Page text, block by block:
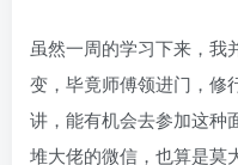
虽然一周的学习下来，我
变，毕竟师傅领进门，修
讲，能有机会去参加这种
堆大佬的微信，也算是莫